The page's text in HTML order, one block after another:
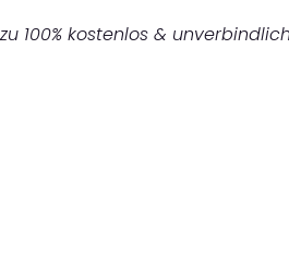
100% kostenlos &